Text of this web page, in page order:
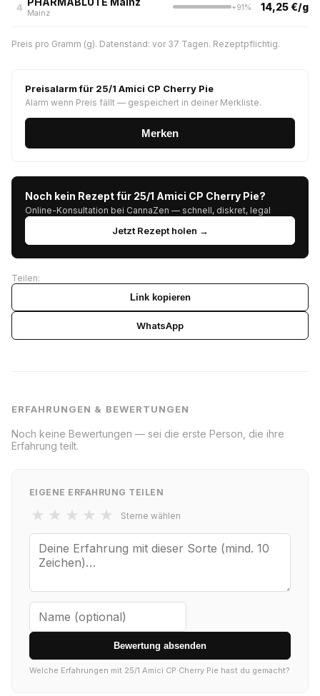
4
Mainz
+91% 14,25 €/g
Preis pro Gramm (g). Datenstand: vor 37 Tagen. Rezeptpflichtig.
Preisalarm für 25/1 Amici CP Cherry Pie
Alarm wenn Preis fällt — gespeichert in deiner Merkliste.
Merken
Noch kein Rezept für 25/1 Amici CP Cherry Pie?
Online-Konsultation bei CannaZen — schnell, diskret, legal
Jetzt Rezept holen →
Teilen:
Link kopieren
WhatsApp
ERFAHRUNGEN & BEWERTUNGEN
Noch keine Bewertungen — sei die erste Person, die ihre
Erfahrung teilt.
EIGENE ERFAHRUNG TEILEN
★ ★ ★ ★ ★ Sterne wählen
Bewertung absenden
Welche Erfahrungen mit 25/1 Amici CP Cherry Pie hast du gemacht?